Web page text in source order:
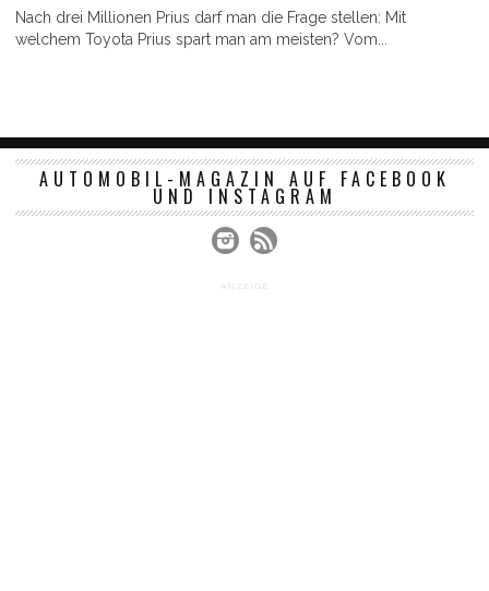
Nach drei Millionen Prius darf man die Frage stellen: Mit
welchem Toyota Prius spart man am meisten? Vom...
AUTOMOBIL-MAGAZIN AUF FACEBOOK
UND INSTAGRAM
ANZEIGE